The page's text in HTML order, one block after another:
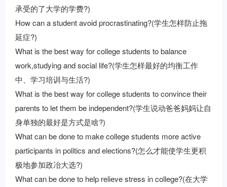
承受的了大学的学费?)
How can a student avoid procrastinating?(学生怎样防止拖
延症?)
What is the best way for college students to balance
work,studying and social life?(学生怎样最好的均衡工作
中、学习培训与生活?)
What is the best way for college students to convince their
parents to let them be independent?(学生说动爸爸妈妈让自
身单独的最好是方式是啥?)
What can be done to make college students more active
participants in politics and elections?(怎么才能使学生更积
极地参加政冶大选?)
What can be done to help relieve stress in college?(在大学